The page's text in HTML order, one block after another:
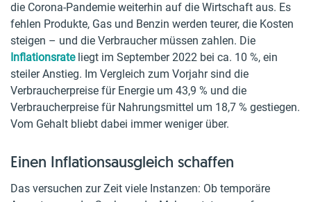
die Corona-Pandemie weiterhin auf die Wirtschaft aus. Es
fehlen Produkte, Gas und Benzin werden teurer, die Kosten
steigen – und die Verbraucher müssen zahlen. Die
Inflationsrateliegt im September 2022 bei ca. 10 %, ein
steiler Anstieg. Im Vergleich zum Vorjahr sind die
Verbraucherpreise für Energie um 43,9 % und die
Verbraucherpreise für Nahrungsmittel um 18,7 % gestiegen.
Vom Gehalt bliebt dabei immer weniger über.
Einen Inflationsausgleich schaffen
Das versuchen zur Zeit viele Instanzen: Ob temporäre